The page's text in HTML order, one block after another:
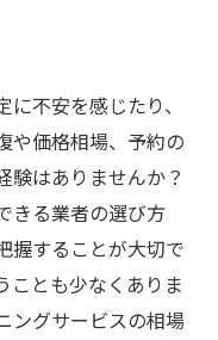
不安を感じたり、
や価格相場、予約の
験はありませんか？
きる業者の選び方
握することが大切で
ことも少なくありま
ングサービスの相場